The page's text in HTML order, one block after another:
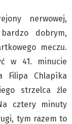
nerwowej,
dobrym,
meczu.
w 41. minucie
Filipa Chlapíka
strzelca źle
cztery minuty
tym razem to